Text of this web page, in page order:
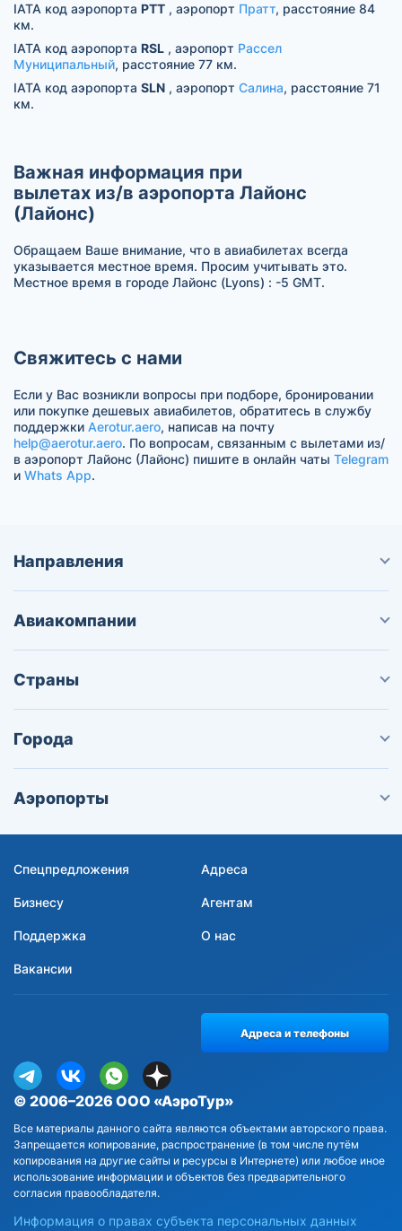
IATA код аэропорта PTT , аэропорт Пратт, расстояние 84
км.
IATA код аэропорта RSL , аэропорт Рассел
Муниципальный, расстояние 77 км.
IATA код аэропорта SLN , аэропорт Салина, расстояние 71
км.
Важная информация при
вылетах из/в аэропорта Лайонс
(Лайонс)
Обращаем Ваше внимание, что в авиабилетах всегда
указывается местное время. Просим учитывать это.
Местное время в городе Лайонс (Lyons) : -5 GMT.
Свяжитесь с нами
Если у Вас возникли вопросы при подборе, бронировании
или покупке дешевых авиабилетов, обратитесь в службу
поддержки Aerotur.aero, написав на почту
help@aerotur.aero. По вопросам, связанным с вылетами из/
в аэропорт Лайонс (Лайонс) пишите в онлайн чаты Telegram
и Whats App.
Направления
Авиакомпании
Страны
Города
Аэропорты
Спецпредложения Адреса
Бизнесу Агентам
Поддержка О нас
Вакансии
© 2006–2026 ООО «АэроТур»
Все материалы данного сайта являются объектами авторского права.
Запрещается копирование, распространение (в том числе путём
копирования на другие сайты и ресурсы в Интернете) или любое иное
использование информации и объектов без предварительного
согласия правообладателя.
Информация о правах субъекта персональных данных
Адреса и телефоны